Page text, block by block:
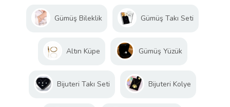
Gümüş Bileklik Gümüş Takı Seti
Altın Küpe Gümüş Yüzük
Bijuteri Takı Seti Bijuteri Kolye